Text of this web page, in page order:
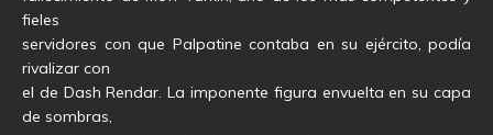
fieles
servidores con que Palpatine contaba en su ejército, podía
rivalizar con
el de Dash Rendar. La imponente figura envuelta en su capa
de sombras,